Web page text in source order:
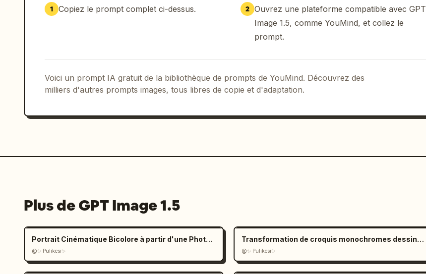
1 Copiez le prompt complet ci-dessus. 2 Ouvrez une plateforme compatible avec GPT
Image 1.5, comme YouMind, et collez le
prompt.
Voici un prompt IA gratuit de la bibliothèque de prompts de YouMind. Découvrez des
milliers d'autres prompts images, tous libres de copie et d'adaptation.
Plus de GPT Image 1.5
Portrait Cinématique Bicolore à partir d'une Photo Téléchargée
@✨ Pulikesi✨
Transformation de croquis monochromes dessinés à la main
@✨ Pulikesi✨